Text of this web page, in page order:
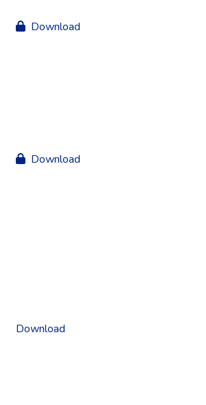
Download
Download
Download